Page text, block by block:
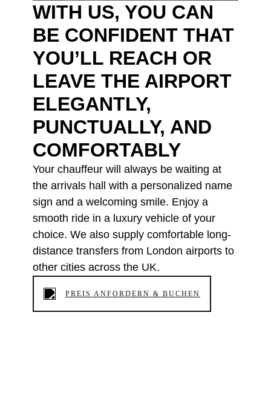
WITH US, YOU CAN
BE CONFIDENT THAT
YOU’LL REACH OR
LEAVE THE AIRPORT
ELEGANTLY,
PUNCTUALLY, AND
COMFORTABLY
Your chauffeur will always be waiting at
the arrivals hall with a personalized name
sign and a welcoming smile. Enjoy a
smooth ride in a luxury vehicle of your
choice. We also supply comfortable long-
distance transfers from London airports to
other cities across the UK.
PREIS ANFORDERN & BUCHEN